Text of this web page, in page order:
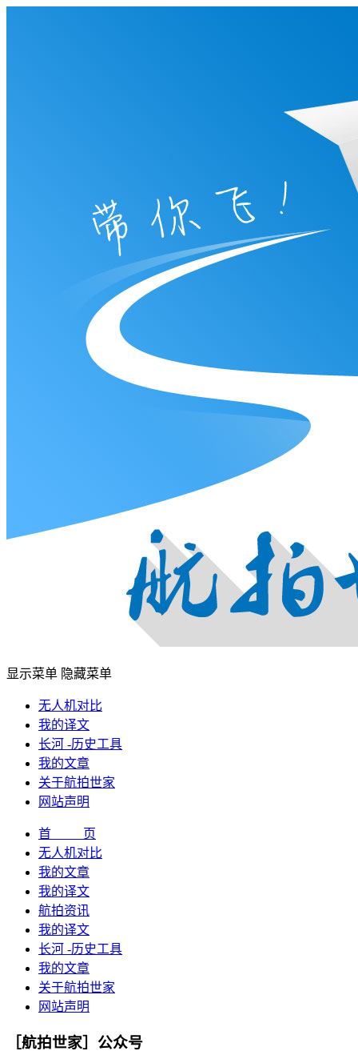
显示菜单 隐藏菜单
无人机对比
我的译文
长河 -历史工具
我的文章
关于航拍世家
网站声明
首 页
无人机对比
我的文章
我的译文
航拍资讯
我的译文
长河 -历史工具
我的文章
关于航拍世家
网站声明
［航拍世家］公众号